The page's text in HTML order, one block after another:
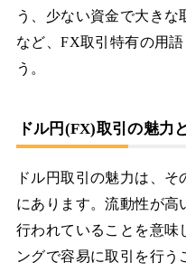
う、少ない資金で大き
など、FX取引特有の用
う。
ドル円(FX)取引の魅力
ドル円取引の魅力は、
にあります。流動性が
行われていることを意味
ングで容易に取引を行